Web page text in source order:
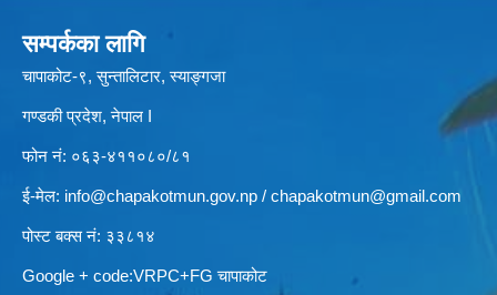
सम्पर्कका लागि
चापाकोट-९, सुन्तालिटार, स्याङ्गजा
गण्डकी प्रदेश, नेपाल I
फोन नं: ०६३-४११०८०/८१
ई-मेल: info@chapakotmun.gov.np / chapakotmun@gmail.com
पोस्ट बक्स नं: ३३८१४
Google + code:VRPC+FG चापाकोट